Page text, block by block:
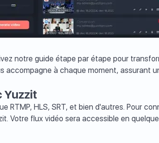
notre guide étape par étape pour
à chaque moment, assurant
Yuzzit
HLS, SRT, et bien d'autres. Pour
Votre flux vidéo sera accessible en